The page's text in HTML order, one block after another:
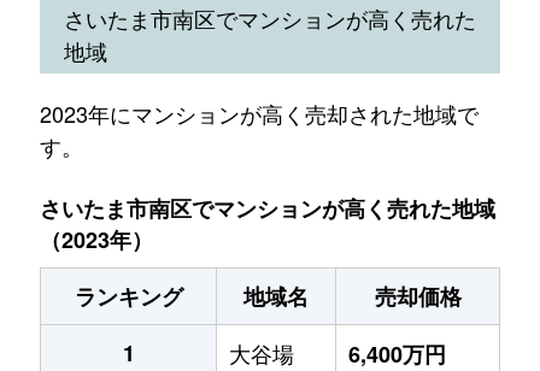
さいたま市南区でマンションが高く売れた
地域
2023年にマンションが高く売却された地域で
す。
さいたま市南区でマンションが高く売れた地域
（2023年）
ランキング
地域名
売却価格
1
大谷場
6,400万円